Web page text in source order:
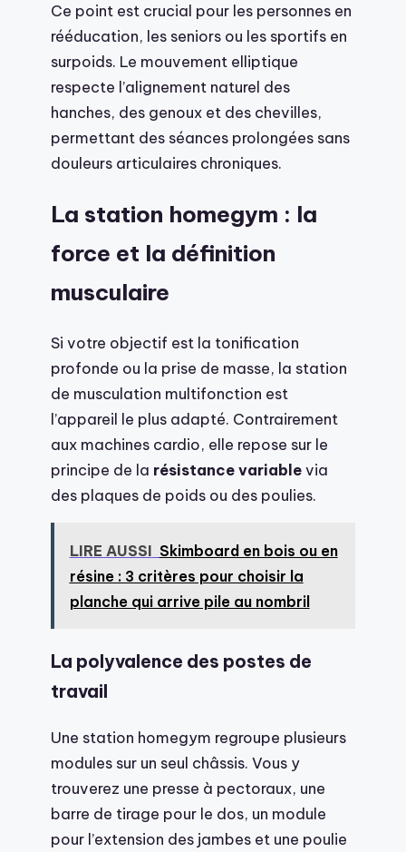
Ce point est crucial pour les personnes en
rééducation, les seniors ou les sportifs en
surpoids. Le mouvement elliptique
respecte l’alignement naturel des
hanches, des genoux et des chevilles,
permettant des séances prolongées sans
douleurs articulaires chroniques.
La station homegym : la
force et la définition
musculaire
Si votre objectif est la tonification
profonde ou la prise de masse, la station
de musculation multifonction est
l’appareil le plus adapté. Contrairement
aux machines cardio, elle repose sur le
principe de la résistance variablevia
des plaques de poids ou des poulies.
LIRE AUSSI Skimboard en bois ou en
résine : 3 critères pour choisir la
planche qui arrive pile au nombril
La polyvalence des postes de
travail
Une station homegym regroupe plusieurs
modules sur un seul châssis. Vous y
trouverez une presse à pectoraux, une
barre de tirage pour le dos, un module
pour l’extension des jambes et une poulie